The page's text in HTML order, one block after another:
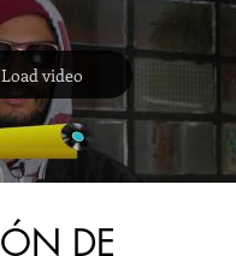
Load video